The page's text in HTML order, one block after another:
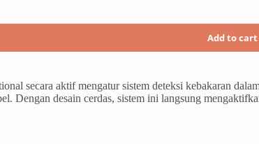
Add to cart
secara aktif mengatur sistem deteksi kebakaran
Dengan desain cerdas, sistem ini langsung